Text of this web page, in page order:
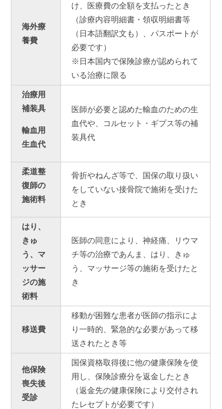
海外療
養費
け、医療費の全額を支払ったとき
（診療内容明細書・領収明細書等
（日本語翻訳文も）、パスポートが
必要です）
※日本国内で保険診療が認められて
いる治療に限る
治療用
補装具
輸血用
生血代
医師が必要と認めた輸血のための生
血代や、コルセット・ギプス等の補
装具代
柔道整
復師の
施術料
骨折やねんざ等で、国保の取り扱い
をしていない接骨院で施術を受けた
とき
はり、
きゅ
う、マ
ッサー
ジの施
術料
医師の同意により、神経痛、リウマ
チ等の治療であんま、はり、きゅ
う、マッサージ等の施術を受けたと
き
移送費
移動が困難な患者が医師の指示によ
り一時的、緊急的な必要があって移
送されたとき等
他保険
喪失後
受診
国保資格取得後に他の健康保険を使
用し、保険診療分を返金したとき
（返金先の健康保険により交付され
たレセプトが必要です）